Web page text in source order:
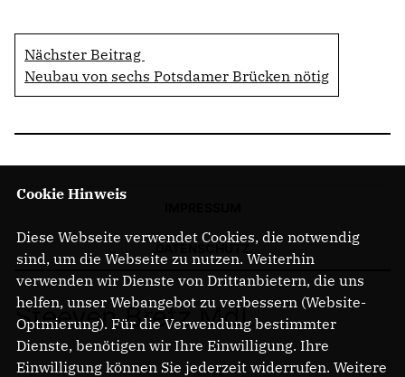
Nächster Beitrag
Neubau von sechs Potsdamer Brücken nötig
Steeven Bretz MdL
Cookie Hinweis
Diese Webseite verwendet Cookies, die notwendig
sind, um die Webseite zu nutzen. Weiterhin
verwenden wir Dienste von Drittanbietern, die uns
helfen, unser Webangebot zu verbessern (Website-
Optmierung). Für die Verwendung bestimmter
Dienste, benötigen wir Ihre Einwilligung. Ihre
Einwilligung können Sie jederzeit widerrufen. Weitere